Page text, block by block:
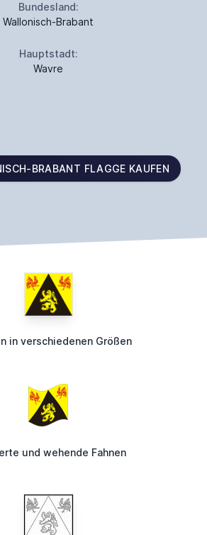
Bundesland:
Wallonisch-Brabant
Hauptstadt:
Wavre
BRABANT FLAGGE KAUFEN
in verschiedenen Größen
und wehende Fahnen